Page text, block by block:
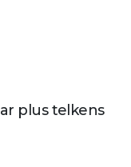
plus telkens